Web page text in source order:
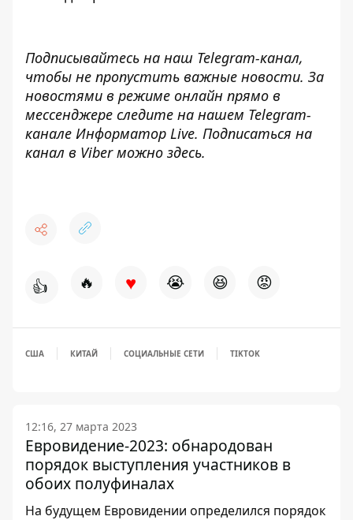
Подписывайтесь на наш Telegram-канал,
чтобы не пропустить важные новости. За
новостями в режиме онлайн прямо в
мессенджере следите на нашем Telegram-
канале Информатор Live. Подписаться на
канал в Viber можно здесь.
👍 🔥 ♥ 😭 😆 😡
США КИТАЙ СОЦИАЛЬНЫЕ СЕТИ TIKTOK
12:16, 27 марта 2023
Евровидение-2023: обнародован
порядок выступления участников в
обоих полуфиналах
На будущем Евровидении определился порядок